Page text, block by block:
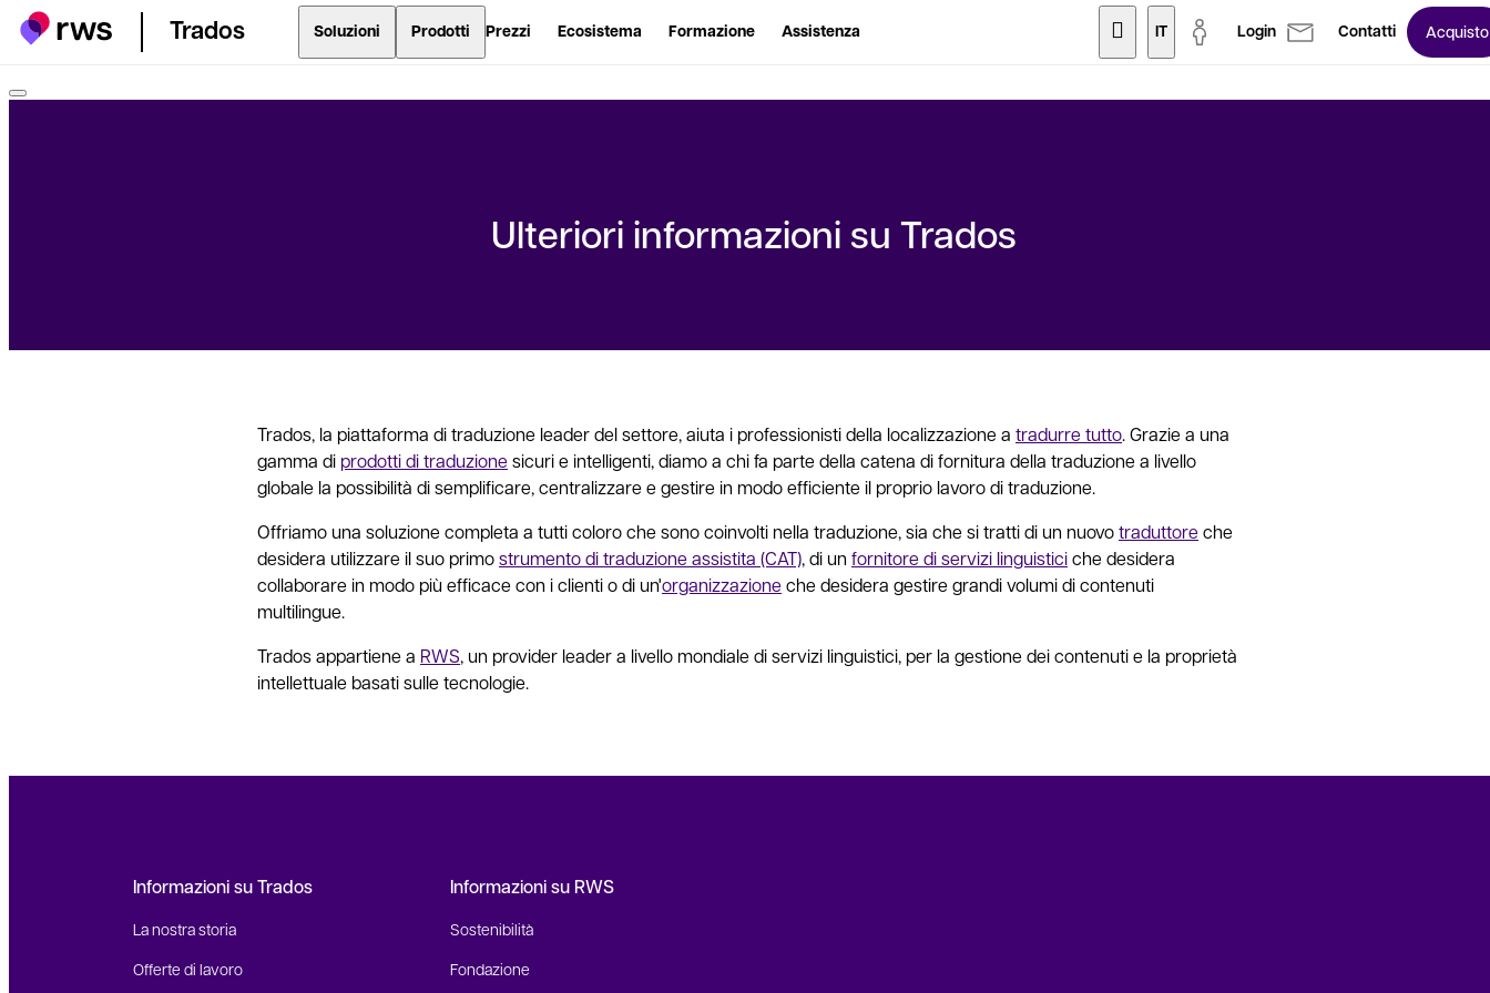
Trados Soluzioni Prodotti Prezzi Ecosistema Formazione Assistenza IT Login Contatti Acquisto
Ulteriori informazioni su Trados
Trados, la piattaforma di traduzione leader del settore, aiuta i professionisti della localizzazione a tradurre tutto. Grazie a una
gamma di prodotti di traduzionesicuri e intelligenti, diamo a chi fa parte della catena di fornitura della traduzione a livello
globale la possibilità di semplificare, centralizzare e gestire in modo efficiente il proprio lavoro di traduzione.
Offriamo una soluzione completa a tutti coloro che sono coinvolti nella traduzione, sia che si tratti di un nuovotraduttoreche
desidera utilizzare il suo primostrumento di traduzione assistita (CAT), di un fornitore di servizi linguisticiche desidera
collaborare in modo più efficace con i clienti o di un'organizzazioneche desidera gestire grandi volumi di contenuti
multilingue.
Trados appartiene a RWS, un provider leader a livello mondiale di servizi linguistici, per la gestione dei contenuti e la proprietà
intellettuale basati sulle tecnologie.
Informazioni su Trados
La nostra storia
Offerte di lavoro
Informazioni su RWS
Sostenibilità
Fondazione